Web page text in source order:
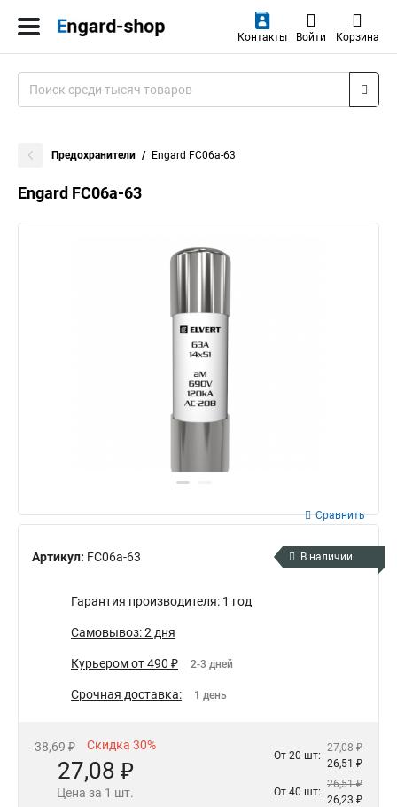
Контакты Войти Корзина
Предохранители Engard FC06a-63
Engard FC06a-63
Артикул: FC06a-63
Сравнить
В наличии
Гарантия производителя: 1 год
Самовывоз: 2 дня
Курьером от 490 ₽ 2-3 дней
Срочная доставка: 1 день
38,69 ₽ Скидка 30%
27,08 ₽
Цена за 1 шт.
От 20 шт:
27,08 ₽
26,51 ₽
От 40 шт:
26,51 ₽
26,23 ₽